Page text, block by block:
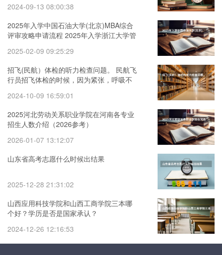
2024-09-13 08:00:38
2025年入学中国石油大学(北京)MBA综合
评审攻略申请流程 2025年入学浙江大学管
2025-02-09 09:25:29
招飞(民航）体检的听力检查问题。 民航飞
行员招飞体检的时候，因为紧张，呼吸不
查(还是以心脏彩超的
2024-10-09 16:59:01
2025河北劳动关系职业学院在河南各专业
招生人数介绍（2026参考）
2026-01-07 13:12:07
山东省高考志愿什么时候出结果
2025-12-28 21:31:02
山西应用科技学院和山西工商学院三本哪
个好？学历是否是国家承认？
2024-12-26 12:16:53